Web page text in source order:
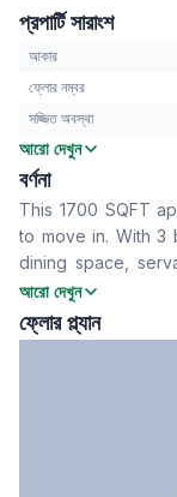
প্রপার্টি সারাংশ
আকার
ফ্লোর নম্বর
সজ্জিত অবস্থা
বেডরুম
বাথরুম
বসার রুম
Drawing Room
খাবার রুম
সার্ভেন্ট রুম
আরো দেখুন
বর্ণনা
This 1700 SQFT
to move in. With 3
dining space,
perfect for your
আরো দেখুন
ফ্লোর প্ল্যান